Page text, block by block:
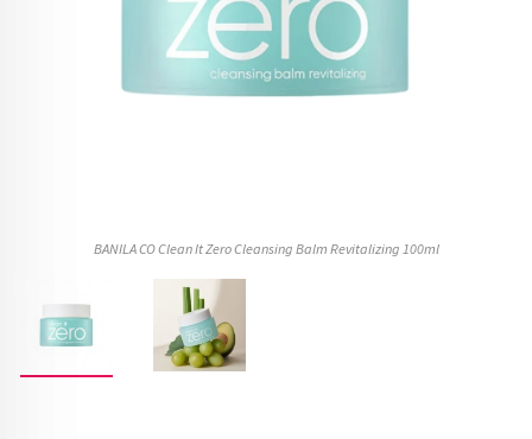
BANILA CO Clean It Zero Cleansing Balm Revitalizing 100ml